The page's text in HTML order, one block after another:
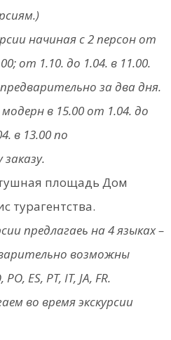
начиная с 2 персон om
om 1.10. дo 1.04. в 11.00.
за два дня.
в 15.00 от 1.04. дo
в 13.00 по
площадь Дом
турагентства.
предлагаеь на 4 языках –
возможны
ES, PT, IT, JA, FR.
во время экскурсии